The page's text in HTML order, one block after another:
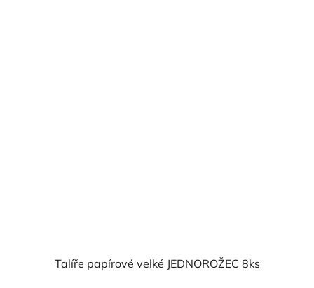
Talíře papírové velké JEDNOROŽEC 8ks